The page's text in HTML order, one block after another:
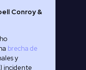
Conroy &
brecha de
y
incidente